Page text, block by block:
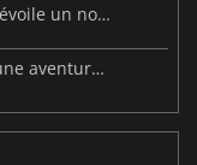
Beast of Reincarnation : Game Freak dévoile un nouveau pari
Big Walk est disponible : partez pour une aventure entre amis